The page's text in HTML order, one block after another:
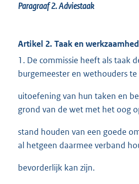
Paragraaf 2.Adviestaak
Artikel 2. Taak en
1. De commissie heeft als taak
burgemeester en wethouders
uitoefening van hun taken en
grond van de wet met het oog
stand houden van een goede
al hetgeen daarmee verband
bevorderlijk kan zijn.